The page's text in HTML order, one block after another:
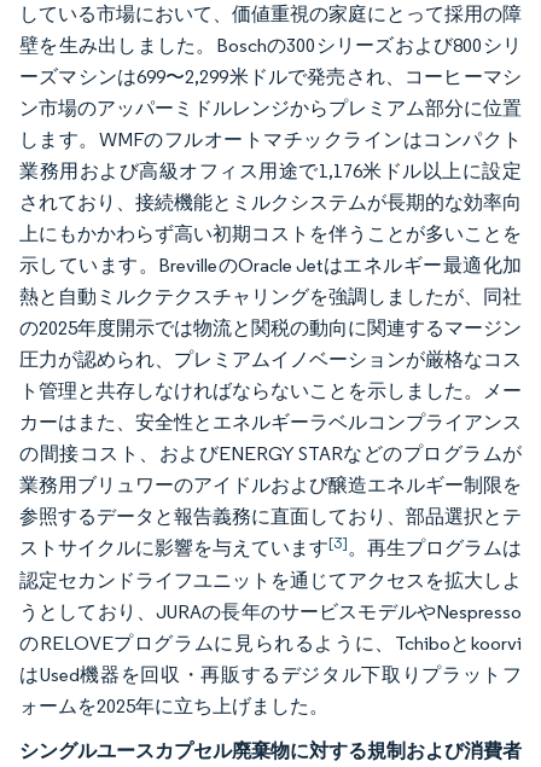
している市場において、価値重視の家庭にとって採用の障
壁を生み出しました。Boschの300シリーズおよび800シリ
ーズマシンは699〜2,299米ドルで発売され、コーヒーマシ
ン市場のアッパーミドルレンジからプレミアム部分に位置
します。WMFのフルオートマチックラインはコンパクト
業務用および高級オフィス用途で1,176米ドル以上に設定
されており、接続機能とミルクシステムが長期的な効率向
上にもかかわらず高い初期コストを伴うことが多いことを
示しています。BrevilleのOracle Jetはエネルギー最適化加
熱と自動ミルクテクスチャリングを強調しましたが、同社
の2025年度開示では物流と関税の動向に関連するマージン
圧力が認められ、プレミアムイノベーションが厳格なコス
ト管理と共存しなければならないことを示しました。メー
カーはまた、安全性とエネルギーラベルコンプライアンス
の間接コスト、およびENERGY STARなどのプログラムが
業務用ブリュワーのアイドルおよび醸造エネルギー制限を
参照するデータと報告義務に直面しており、部品選択とテ
ストサイクルに影響を与えています[3]。再生プログラムは
認定セカンドライフユニットを通じてアクセスを拡大しよ
うとしており、JURAの長年のサービスモデルやNespresso
のRELOVEプログラムに見られるように、Tchiboとkoorvi
はUsed機器を回収・再販するデジタル下取りプラットフ
ォームを2025年に立ち上げました。
シングルユースカプセル廃棄物に対する規制および消費者